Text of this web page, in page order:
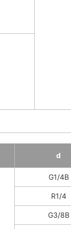
d
G1/4B
R1/4
G3/8B